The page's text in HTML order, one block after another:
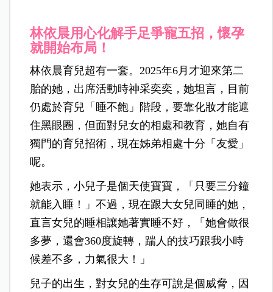
林依晨用心化解手足爭寵五招，懷孕
就開始布局！
林依晨育兒超有一套。2025年6月才迎來第二
胎的她，出席活動時神采奕奕，她坦言，目前
仍處於育兒「睡不飽」階段，要靠化妝才能遮
住黑眼圈，但面對兒女的相處和教育，她自有
獨門的育兒招術，現在姊弟相處十分「友愛」
呢。
她表示，小兒子是個天使寶寶，「只要三分鐘
就能入睡！」不過，現在跟大女兒同睡的她，
直言女兒的睡相讓她著實睡不好，「她會做很
多夢，還會360度旋轉，踹人的技巧跟我小時
候差不多，力氣很大！」
兒子的出生，對女兒的生存可說是個威脅，因